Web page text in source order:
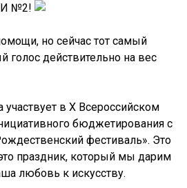
№2!
но сейчас тот самый
голос действительно на вес
в X Всероссийском
бюджетирования с
фестиваль». Это
праздник, который мы дарим
любовь к искусству.